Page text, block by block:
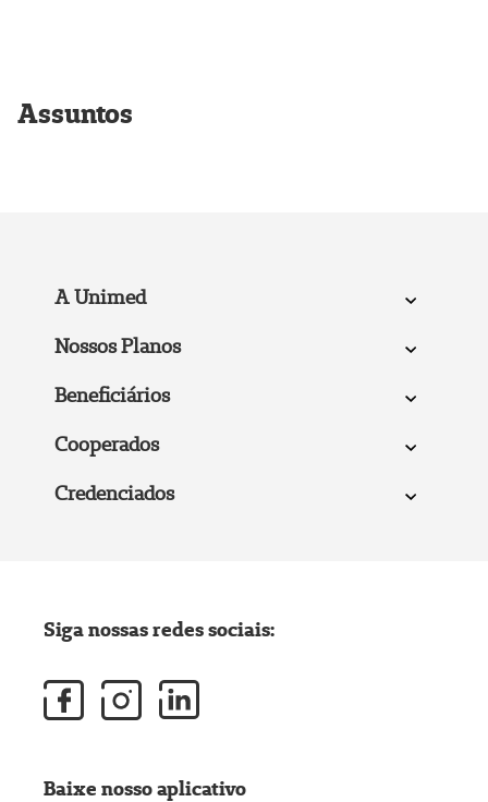
Assuntos
A Unimed
Nossos Planos
Beneficiários
Cooperados
Credenciados
Siga nossas redes sociais:
Baixe nosso aplicativo